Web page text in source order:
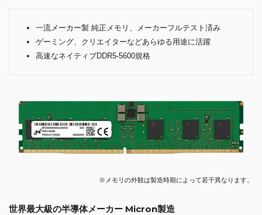
一流メーカー製 純正メモリ、メーカーフルテスト済み
ゲーミング、クリエイターなどあらゆる用途に活躍
高速なネイティブDDR5-5600規格
※メモリの外観は製造時期によって若干異なります。
世界最大級の半導体メーカー Micron製造